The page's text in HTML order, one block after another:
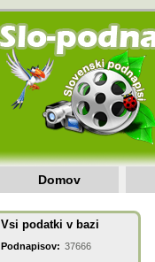
Domov
Vsi podatki v bazi
Podnapisov: 37666